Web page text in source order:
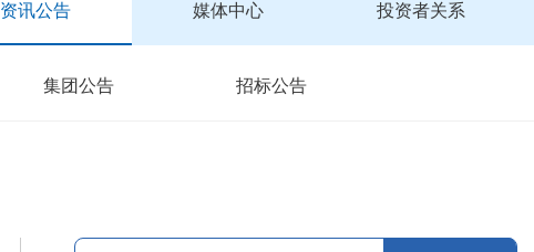
资讯公告 媒体中心 投资者关系
集团公告 招标公告